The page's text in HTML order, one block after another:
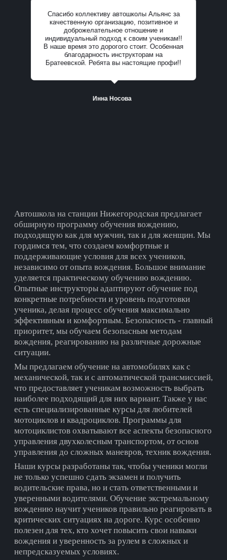
Все отзывы
Спасибо коллективу автошколы Альянс за
качественную организацию, позитивное и
доброжелательное отношение и
индивидуальный подход к своим ученикам!!
В наше время это дорогого стоит. Особенная
благодарность инструкторам на
Братеевской. Ребята вы настоящие профи!!
Инна Носова
Автошкола на cтанции Нижегородская предлагает
обширную программу обучения вождению,
подходящую как для мужчин, так и для женщин. Мы
гордимся тем, что создаем комфортные и
поддерживающие условия для всех учеников,
независимо от опыта вождения. Большое внимание
уделяется практическому обучению вождению.
Опытные инструкторы адаптируют обучение под
конкретные потребности и уровень подготовки
ученика, делая процесс обучения максимально
эффективным и комфортным. Безопасность - главный
приоритет, мы обучаем безопасным методам
вождения, реагированию на различные дорожные
ситуации.
Мы предлагаем обучение на автомобилях как с
механической, так и с автоматической трансмиссией,
что предоставляет ученикам возможность выбрать
наиболее подходящий для них вариант. Также у нас
есть специализированные курсы для любителей
мотоциклов и квадроциклов. Программы для
мотоциклистов охватывают все аспекты безопасного
управления двухколесным транспортом, от основ
управления до сложных маневров, техник вождения.
Наши курсы разработаны так, чтобы ученики могли
не только успешно сдать экзамен и получить
водительские права, но и стать ответственными и
уверенными водителями. Обучение экстремальному
вождению научит учеников правильно реагировать в
критических ситуациях на дороге. Курс особенно
полезен для тех, кто хочет повысить свои навыки
вождения и уверенность за рулем в сложных и
непредсказуемых условиях.